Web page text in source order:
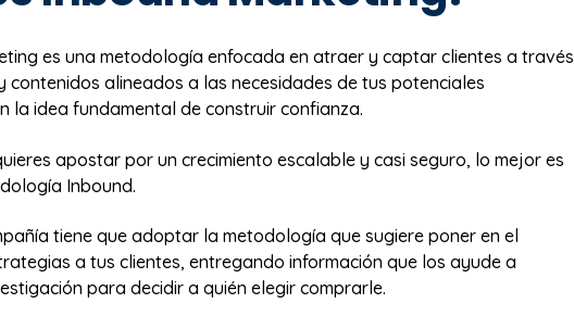
es una metodología enfocada en atraer y captar clientes a través
contenidos alineados a las necesidades de tus potenciales
la idea fundamental de construir confianza.
apostar por un crecimiento escalable y casi seguro, lo mejor es
Inbound.
tiene que adoptar la metodología que sugiere poner en el
a tus clientes, entregando información que los ayude a
para decidir a quién elegir comprarle.